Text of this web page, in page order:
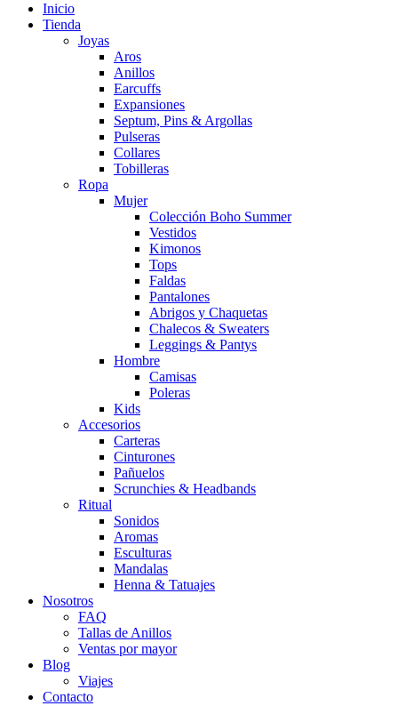
Inicio
Tienda
Joyas
Aros
Anillos
Earcuffs
Expansiones
Septum, Pins & Argollas
Pulseras
Collares
Tobilleras
Ropa
Mujer
Colección Boho Summer
Vestidos
Kimonos
Tops
Faldas
Pantalones
Abrigos y Chaquetas
Chalecos & Sweaters
Leggings & Pantys
Hombre
Camisas
Poleras
Kids
Accesorios
Carteras
Cinturones
Pañuelos
Scrunchies & Headbands
Ritual
Sonidos
Aromas
Esculturas
Mandalas
Henna & Tatuajes
Nosotros
FAQ
Tallas de Anillos
Ventas por mayor
Blog
Viajes
Contacto